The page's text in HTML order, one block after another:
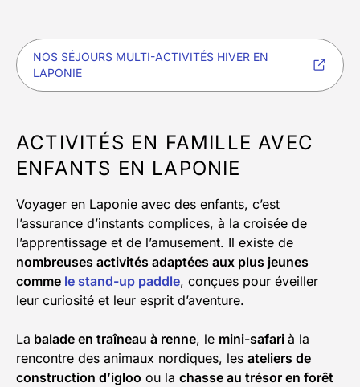
NOS SÉJOURS MULTI-ACTIVITÉS HIVER EN
LAPONIE
ACTIVITÉS EN FAMILLE AVEC
ENFANTS EN LAPONIE
Voyager en Laponie avec des enfants, c’est
l’assurance d’instants complices, à la croisée de
l’apprentissage et de l’amusement. Il existe de
nombreuses activités adaptées aux plus jeunes
comme le stand-up paddle, conçues pour éveiller
leur curiosité et leur esprit d’aventure.
La balade en traîneau à renne, le mini-safari à la
rencontre des animaux nordiques, les ateliers de
construction d’igloo ou la chasse au trésor en forêt